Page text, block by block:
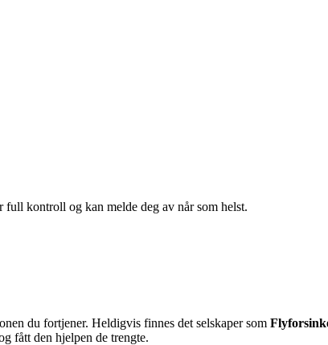
kontroll og kan melde deg av når som helst.
du fortjener. Heldigvis finnes det selskaper som
fått den hjelpen de trengte.